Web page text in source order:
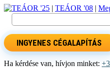
TEÁOR '25 | TEÁOR '08 |
INGYENES CÉGALAPÍTÁS
Ha kérdése van, hívjon minket: